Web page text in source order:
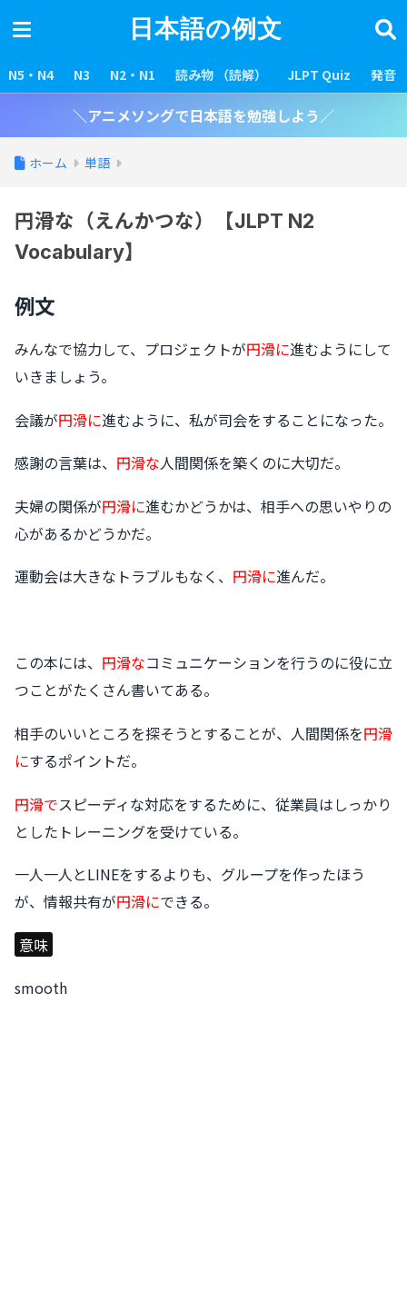
日本語の例文
N5・N4 N3 N2・N1 読み物 （読解） JLPT Quiz 発音
＼アニメソングで日本語を勉強しよう／
ホーム 単語
円滑な（えんかつな）【JLPT N2
Vocabulary】
例文
みんなで協力して、プロジェクトが円滑に進むようにして
いきましょう。
会議が円滑に進むように、私が司会をすることになった。
感謝の言葉は、 円滑な人間関係を築くのに大切だ。
夫婦の関係が円滑に進むかどうかは、相手への思いやりの
心があるかどうかだ。
運動会は大きなトラブルもなく、 円滑に進んだ。
この本には、 円滑なコミュニケーションを行うのに役に立
つことがたくさん書いてある。
相手のいいところを探そうとすることが、人間関係を円滑
にするポイントだ。
円滑でスピーディな対応をするために、従業員はしっかり
としたトレーニングを受けている。
一人一人とLINEをするよりも、グループを作ったほう
が、情報共有が円滑にできる。
意味
smooth